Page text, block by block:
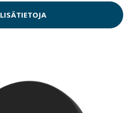
LISÄTIETOJA